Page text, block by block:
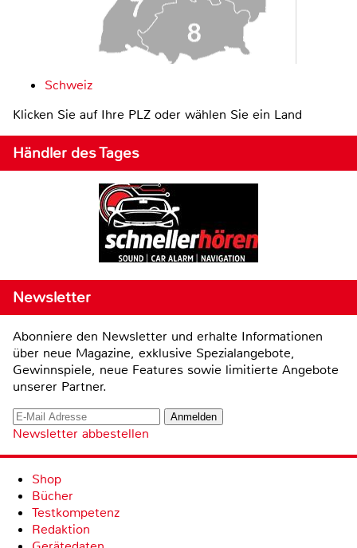
Schweiz
Klicken Sie auf Ihre PLZ oder wählen Sie ein Land
Händler des Tages
Newsletter
Abonniere den Newsletter und erhalte Informationen
über neue Magazine, exklusive Spezialangebote,
Gewinnspiele, neue Features sowie limitierte Angebote
unserer Partner.
Newsletter abbestellen
Shop
Bücher
Testkompetenz
Redaktion